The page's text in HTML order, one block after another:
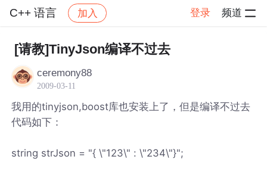
C++ 语言 加入 登录 频道
社区 C++ 语言 帖子详情
[请教]TinyJson编译不过去
ceremony88
2009-03-11
我用的tinyjson,boost库也安装上了，但是编译不过去
代码如下：
string strJson = "{ \"123\" : \"234\"}";